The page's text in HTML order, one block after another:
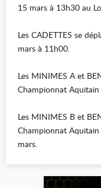
15 mars à 13h30 au
Les CADETTES se
mars à 11h00.
Les MINIMES A et
Championnat Aquitain
Les MINIMES B et
Championnat
mars.